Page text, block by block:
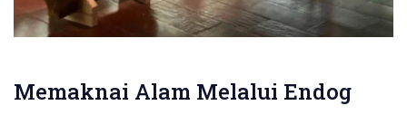
Memaknai Alam Melalui Endog